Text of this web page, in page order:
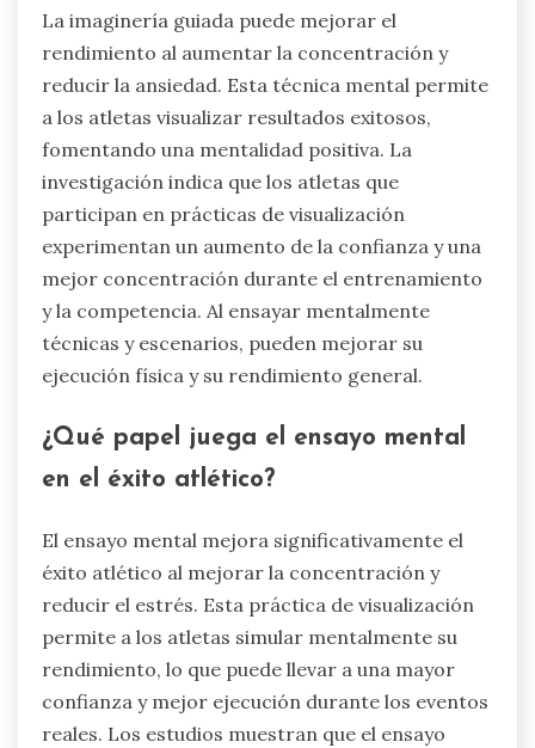
La imaginería guiada puede mejorar el
rendimiento al aumentar la concentración y
reducir la ansiedad. Esta técnica mental permite
a los atletas visualizar resultados exitosos,
fomentando una mentalidad positiva. La
investigación indica que los atletas que
participan en prácticas de visualización
experimentan un aumento de la confianza y una
mejor concentración durante el entrenamiento
y la competencia. Al ensayar mentalmente
técnicas y escenarios, pueden mejorar su
ejecución física y su rendimiento general.
¿Qué papel juega el ensayo mental
en el éxito atlético?
El ensayo mental mejora significativamente el
éxito atlético al mejorar la concentración y
reducir el estrés. Esta práctica de visualización
permite a los atletas simular mentalmente su
rendimiento, lo que puede llevar a una mayor
confianza y mejor ejecución durante los eventos
reales. Los estudios muestran que el ensayo